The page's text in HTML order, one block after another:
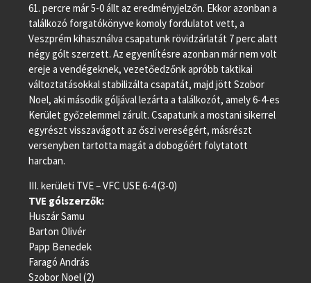
61. percre már 5-0 állt az eredményjelzőn. Ekkor azonban a
találkozó forgatókönyve komoly fordulatot vett, a
Veszprém kihasználva csapatunk rövidzárlatát 7 perc alatt
négy gólt szerzett. Az egyenlítésre azonban már nem volt
ereje a vendégeknek, vezetőedzőnk apróbb taktikai
változtatásokkal stabilizálta csapatát, majd jött Szobor
Noel, aki második góljával lezárta a találkozót, amely 6-4-es
Kerület győzelemmel zárult. Csapatunk a mostani sikerrel
egyrészt visszavágott az őszi vereségért, másrészt
versenyben tartotta magát a dobogóért folytatott
harcban.
III. kerületi TVE – VFC USE 6-4 (3-0)
TVE gólszerzők:
Huszár Samu
Barton Olivér
Papp Benedek
Faragó András
Szobor Noel (2)